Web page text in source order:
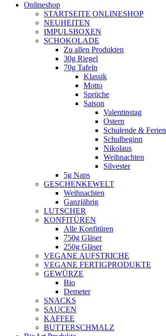
Onlineshop
STARTSEITE ONLINESHOP
NEUHEITEN
IMPULSBOXEN
SCHOKOLADE
Zu allen Produkten
30g Riegel
70g Tafeln
Klassik
Motto
Sprüche
Saison
Valentinstag
Ostern
Schulende & Ferien
Schulbeginn
Nikolaus
Weihnachten
Silvester
5g Naps
GESCHENKEWELT
Weihnachten
Ganzjährig
LUTSCHER
KONFITÜREN
Alle Konfitüren
750g Gläser
250g Gläser
VEGANE AUFSTRICHE
VEGANE FERTIGPRODUKTE
GEWÜRZE
Bio
Demeter
SNACKS
SAUCEN
KAFFEE
BUTTERSCHMALZ